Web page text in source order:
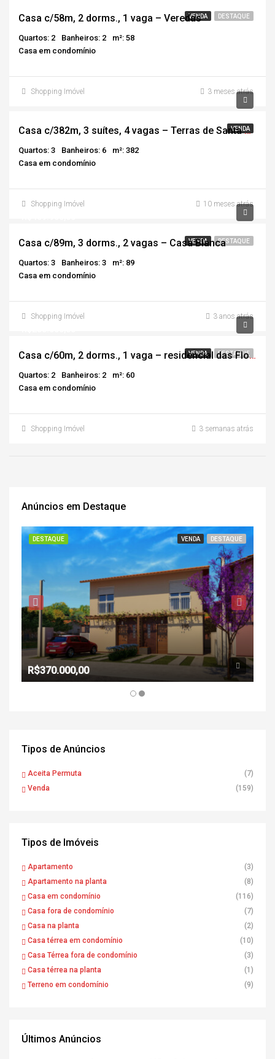
VENDA DESTAQUE
Casa c/58m, 2 dorms., 1 vaga – Veredas
Quartos: 2 Banheiros: 2
m²: 58
Casa em condomínio
Shopping Imóvel 3 meses atrás
VENDA
Casa c/382m, 3 suítes, 4 vagas – Terras de Santa Adélia
Quartos: 3 Banheiros: 6
m²: 382
Casa em condomínio
Shopping Imóvel 10 meses atrás
VENDA DESTAQUE
Casa c/89m, 3 dorms., 2 vagas – Casa Blanca
Quartos: 3 Banheiros: 3
m²: 89
Casa em condomínio
Shopping Imóvel 3 anos atrás
VENDA DESTAQUECasa c/60m, 2 dorms., 1 vaga – residencial das Flores
Quartos: 2 Banheiros: 2
m²: 60
Casa em condomínio
Shopping Imóvel 3 semanas atrás
Anúncios em Destaque
DESTAQUE VENDA DESTAQUE
R$370.000,00
Tipos de Anúncios
Aceita Permuta
(7)
Venda
(159)
Tipos de Imóveis
Apartamento
(3)
Apartamento na planta
(8)
Casa em condomínio
(116)
Casa fora de condomínio
(7)
Casa na planta
(2)
Casa térrea em condomínio
(10)
Casa Térrea fora de condomínio
(3)
Casa térrea na planta
(1)
Terreno em condomínio
(9)
Últimos Anúncios